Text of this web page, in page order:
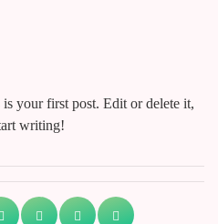
your first post. Edit or delete it,
writing!